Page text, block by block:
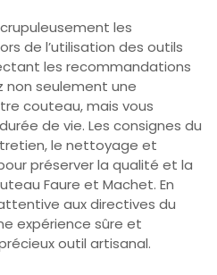
les
de l’utilisation des outils
les recommandations
non seulement une
couteau, mais vous
de vie. Les consignes du
le nettoyage et
préserver la qualité et la
Faure et Machet. En
aux directives du
expérience sûre et
outil artisanal.